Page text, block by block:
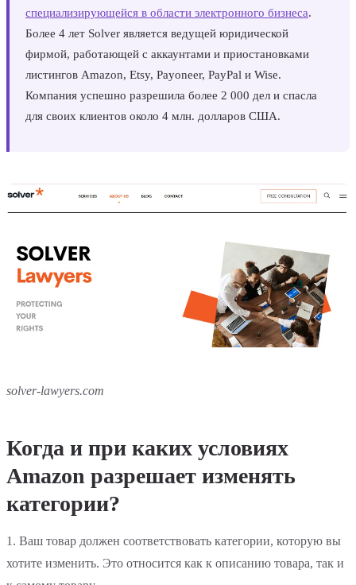
специализирующейся в области электронного бизнеса.
Более 4 лет Solver является ведущей юридической
фирмой, работающей с аккаунтами и приостановками
листингов Amazon, Etsy, Payoneer, PayPal и Wise.
Компания успешно разрешила более 2 000 дел и спасла
для своих клиентов около 4 млн. долларов США.
solver-lawyers.com
Когда и при каких условиях
Amazon разрешает изменять
категории?
1. Ваш товар должен соответствовать категории, которую вы
хотите изменить. Это относится как к описанию товара, так и